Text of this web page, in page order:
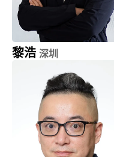
黎浩 深圳
联合创始人